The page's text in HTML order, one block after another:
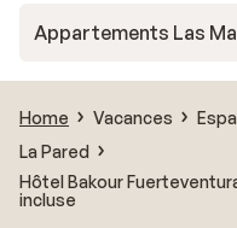
Appartements Las
Home Vacances
La Pared
Hôtel Bakour
incluse